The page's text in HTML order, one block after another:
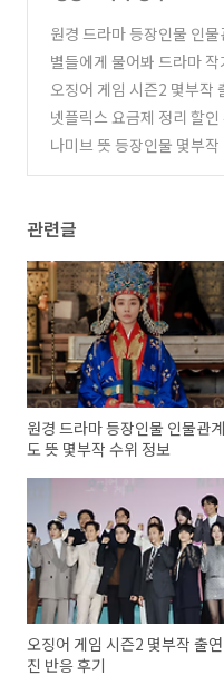
원경 드라마 등장인물 인물
정보
(0)
별들에게 물어봐 드라마
물관계도 정보
(0)
오징어 게임 시즌2 몇부작
넷플릭스 요금제 정리 할인
나미브 뜻 등장인물 몇부
관련글
원경 드라마 등장인물 인물관계
도 뜻 몇부작 수위 정보
오징어 게임 시즌2 몇부작 출연
진 반응 후기